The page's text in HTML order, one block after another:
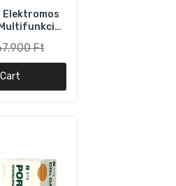
Elektromos
Ft